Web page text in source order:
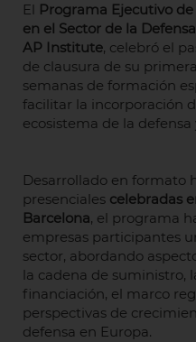
El Programa Ejecutivo
en el Sector de la
AP Institute, celebró el
de clausura de su
semanas de formación
facilitar la incorporación
ecosistema de la defensa
Desarrollado en formato
presenciales celebradas
Barcelona, el programa
empresas participantes
sector, abordando
la cadena de suministro,
financiación, el marco
perspectivas de
defensa en Europa.